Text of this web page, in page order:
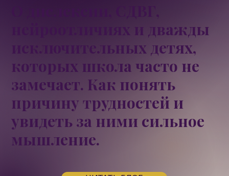
О дислексии, СДВГ,
нейроотличиях и дважды
исключительных детях,
которых школа часто не
замечает. Как понять
причину трудностей и
увидеть за ними сильное
мышление.